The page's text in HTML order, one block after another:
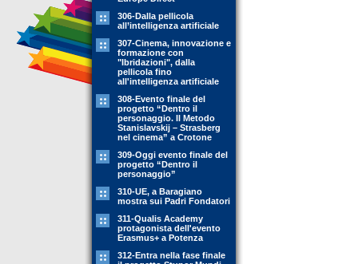
306-Dalla pellicola
all’intelligenza artificiale
307-Cinema, innovazione e
formazione con
"Ibridazioni", dalla
pellicola fino
all'intelligenza artificiale
308-Evento finale del
progetto “Dentro il
personaggio. Il Metodo
Stanislavskij – Strasberg
nel cinema” a Crotone
309-Oggi evento finale del
progetto “Dentro il
personaggio”
310-UE, a Baragiano
mostra sui Padri Fondatori
311-Qualis Academy
protagonista dell'evento
Erasmus+ a Potenza
312-Entra nella fase finale